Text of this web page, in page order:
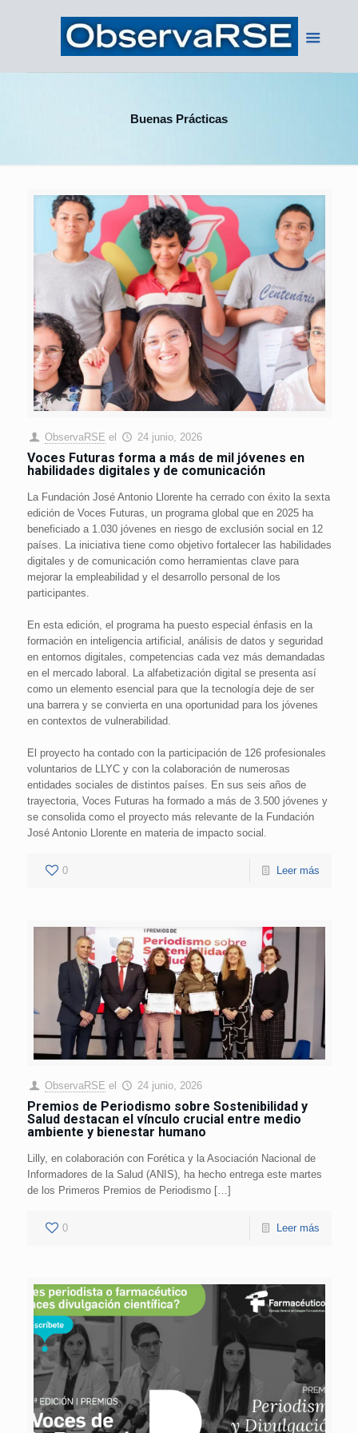
Buenas Prácticas
ObservaRSE el 24 junio, 2026
Voces Futuras forma a más de mil jóvenes en
habilidades digitales y de comunicación
La Fundación José Antonio Llorente ha cerrado con éxito la sexta
edición de Voces Futuras, un programa global que en 2025 ha
beneficiado a 1.030 jóvenes en riesgo de exclusión social en 12
países. La iniciativa tiene como objetivo fortalecer las habilidades
digitales y de comunicación como herramientas clave para
mejorar la empleabilidad y el desarrollo personal de los
participantes.
En esta edición, el programa ha puesto especial énfasis en la
formación en inteligencia artificial, análisis de datos y seguridad
en entornos digitales, competencias cada vez más demandadas
en el mercado laboral. La alfabetización digital se presenta así
como un elemento esencial para que la tecnología deje de ser
una barrera y se convierta en una oportunidad para los jóvenes
en contextos de vulnerabilidad.
El proyecto ha contado con la participación de 126 profesionales
voluntarios de LLYC y con la colaboración de numerosas
entidades sociales de distintos países. En sus seis años de
trayectoria, Voces Futuras ha formado a más de 3.500 jóvenes y
se consolida como el proyecto más relevante de la Fundación
José Antonio Llorente en materia de impacto social.
0 Leer más
ObservaRSE el 24 junio, 2026
Premios de Periodismo sobre Sostenibilidad y
Salud destacan el vínculo crucial entre medio
ambiente y bienestar humano
Lilly, en colaboración con Forética y la Asociación Nacional de
Informadores de la Salud (ANIS), ha hecho entrega este martes
de los Primeros Premios de Periodismo […]
0 Leer más